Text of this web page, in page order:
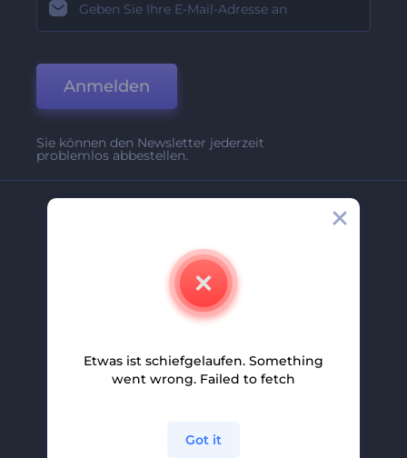
Anmelden
Sie können den Newsletter jederzeit
problemlos abbestellen.
Partnerprogramm
Etwas ist schiefgelaufen. Something
went wrong. Failed to fetch
Got it